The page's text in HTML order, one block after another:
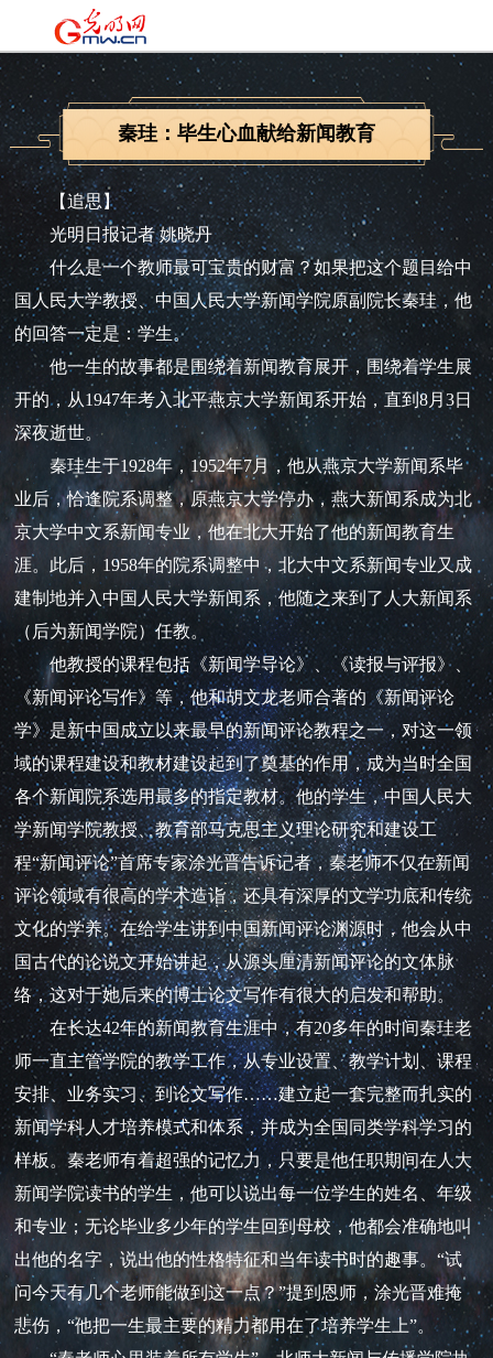
秦珪：毕生心血献给新闻教育
【追思】
光明日报记者 姚晓丹
什么是一个教师最可宝贵的财富？如果把这个题目给中
国人民大学教授、中国人民大学新闻学院原副院长秦珪，他
的回答一定是：学生。
他一生的故事都是围绕着新闻教育展开，围绕着学生展
开的，从1947年考入北平燕京大学新闻系开始，直到8月3日
深夜逝世。
秦珪生于1928年，1952年7月，他从燕京大学新闻系毕
业后，恰逢院系调整，原燕京大学停办，燕大新闻系成为北
京大学中文系新闻专业，他在北大开始了他的新闻教育生
涯。此后，1958年的院系调整中，北大中文系新闻专业又成
建制地并入中国人民大学新闻系，他随之来到了人大新闻系
（后为新闻学院）任教。
他教授的课程包括《新闻学导论》、《读报与评报》、
《新闻评论写作》等，他和胡文龙老师合著的《新闻评论
学》是新中国成立以来最早的新闻评论教程之一，对这一领
域的课程建设和教材建设起到了奠基的作用，成为当时全国
各个新闻院系选用最多的指定教材。他的学生，中国人民大
学新闻学院教授、教育部马克思主义理论研究和建设工
程“新闻评论”首席专家涂光晋告诉记者，秦老师不仅在新闻
评论领域有很高的学术造诣，还具有深厚的文学功底和传统
文化的学养。在给学生讲到中国新闻评论渊源时，他会从中
国古代的论说文开始讲起，从源头厘清新闻评论的文体脉
络，这对于她后来的博士论文写作有很大的启发和帮助。
在长达42年的新闻教育生涯中，有20多年的时间秦珪老
师一直主管学院的教学工作，从专业设置、教学计划、课程
安排、业务实习、到论文写作……建立起一套完整而扎实的
新闻学科人才培养模式和体系，并成为全国同类学科学习的
样板。秦老师有着超强的记忆力，只要是他任职期间在人大
新闻学院读书的学生，他可以说出每一位学生的姓名、年级
和专业；无论毕业多少年的学生回到母校，他都会准确地叫
出他的名字，说出他的性格特征和当年读书时的趣事。“试
问今天有几个老师能做到这一点？”提到恩师，涂光晋难掩
悲伤，“他把一生最主要的精力都用在了培养学生上”。